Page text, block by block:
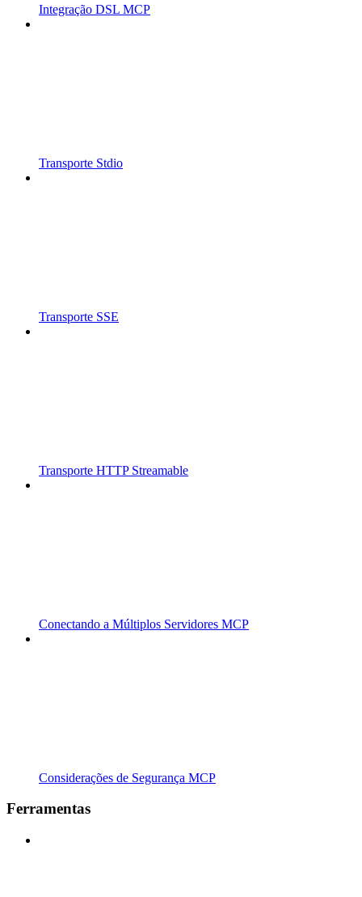
Integração DSL MCP
Transporte Stdio
Transporte SSE
Transporte HTTP Streamable
Conectando a Múltiplos Servidores MCP
Considerações de Segurança MCP
Ferramentas